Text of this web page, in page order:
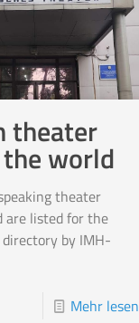
theater
world
theater
are listed for the
by IMH-
Mehr lesen